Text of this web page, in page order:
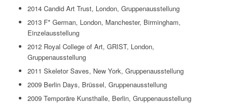
2014 Candid Art Trust, London, Gruppenausstellung
2013 F* German, London, Manchester, Birmingham,
Einzelausstellung
2012 Royal College of Art, GRIST, London,
Gruppenausstellung
2011 Skeletor Saves, New York, Gruppenausstellung
2009 Berlin Days, Brüssel, Gruppenausstellung
2009 Temporäre Kunsthalle, Berlin, Gruppenausstellung